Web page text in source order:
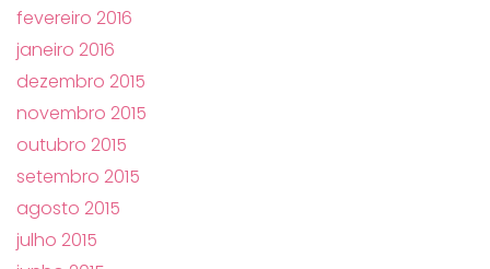
fevereiro 2016
janeiro 2016
dezembro 2015
novembro 2015
outubro 2015
setembro 2015
agosto 2015
julho 2015